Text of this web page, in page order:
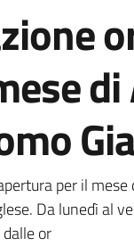
per il
Da lunedì al
or